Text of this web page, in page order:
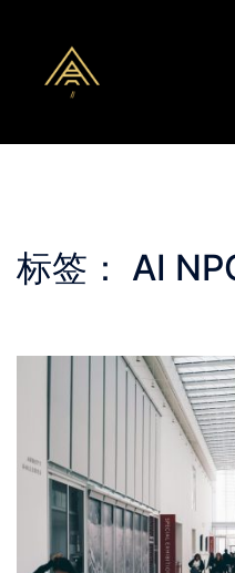
content
标签： AI